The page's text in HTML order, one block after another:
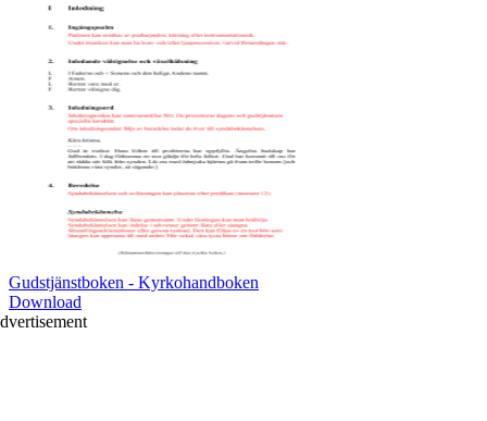
Gudstjänstboken - Kyrkohandboken
Download